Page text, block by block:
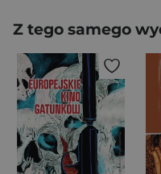
Z tego samego